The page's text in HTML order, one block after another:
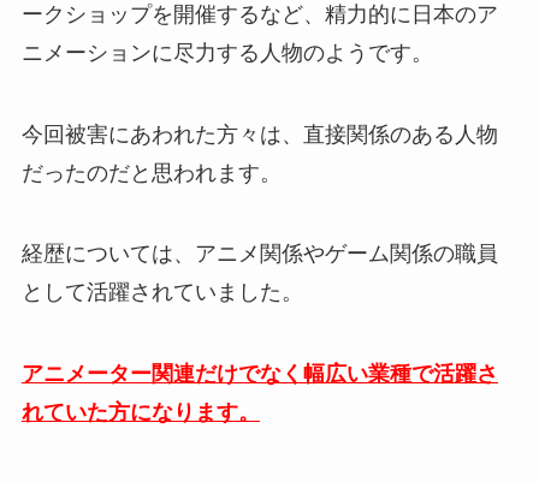
ークショップを開催するなど、精力的に日本のア
ニメーションに尽力する人物のようです。
今回被害にあわれた方々は、直接関係のある人物
だったのだと思われます。
経歴については、アニメ関係やゲーム関係の職員
として活躍されていました。
アニメーター関連だけでなく幅広い業種で活躍さ
れていた方になります。